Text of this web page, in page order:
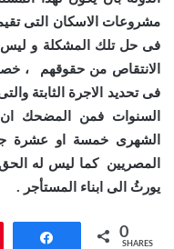
مشروعات الاسكان التى
فى حل تلك المشكلة و ليس
الانتقاص من حقوقهم ،
فى تحديد الاجرة الثابتة
السنوات فمن المضحك
الشهرى خمسة او عشرة
المصريين كما ليس له الحق
يورثُ الى ابناء المستأجر .
Share 0
SHARES